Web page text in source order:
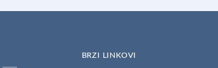
BRZI LINKOVI